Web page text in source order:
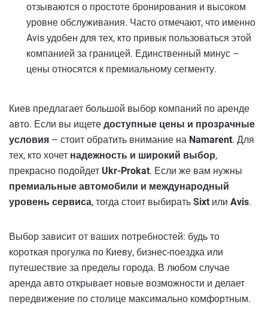
отзываются о простоте бронирования и высоком
уровне обслуживания. Часто отмечают, что именно
Avis удобен для тех, кто привык пользоваться этой
компанией за границей. Единственный минус –
цены относятся к премиальному сегменту.
Киев предлагает большой выбор компаний по аренде
авто. Если вы ищете доступные цены и прозрачные
условия – стоит обратить внимание на Namarent. Для
тех, кто хочет надежность и широкий выбор,
прекрасно подойдет Ukr-Prokat. Если же вам нужны
премиальные автомобили и международный
уровень сервиса, тогда стоит выбирать Sixt или Avis.
Выбор зависит от ваших потребностей: будь то
короткая прогулка по Киеву, бизнес-поездка или
путешествие за пределы города. В любом случае
аренда авто открывает новые возможности и делает
передвижение по столице максимально комфортным.